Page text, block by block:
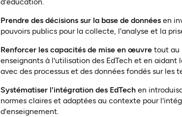
d'éducation.
Prendre des décisions sur la base de données en
pouvoirs publics pour la collecte, l'analyse et la
Renforcer les capacités de mise en œuvre tout au
enseignants à l'utilisation des EdTech et en aidant
avec des processus et des données fondés sur les
Systématiser l'intégration des EdTech en
normes claires et adaptées au contexte pour
d'enseignement.